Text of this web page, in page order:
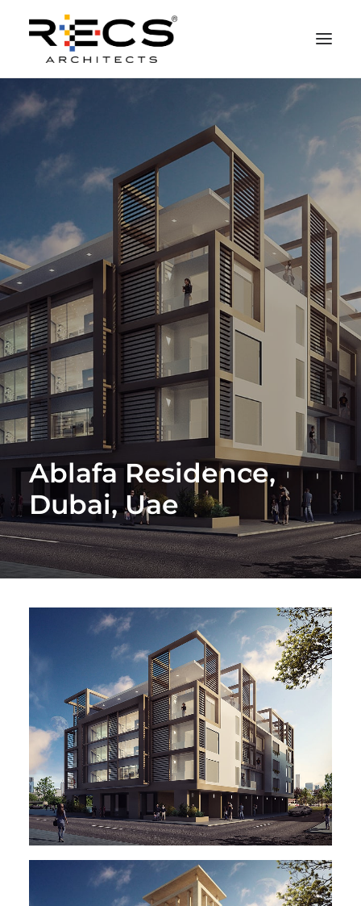
QUEM SOMOS
NEWS
CONTATOS
MERCHANDISING
Ablafa Residence,
Dubai, Uae